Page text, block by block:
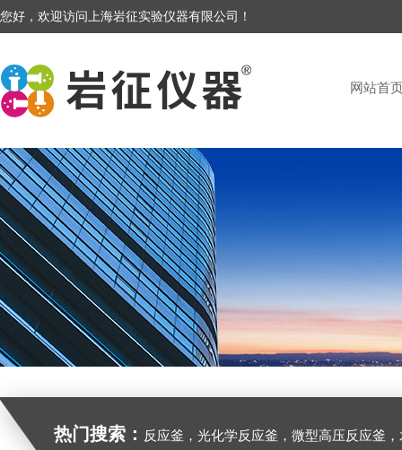
您好，欢迎访问上海岩征实验仪器有限公司！
网站首
热门搜索： 反应釜，光化学反应釜，微型高压反应釜